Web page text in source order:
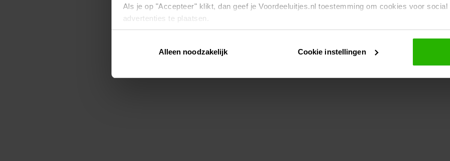
Als je op "Accepteer" klikt, dan geef je Voordeeluitjes.nl toestemming om cookies voor
advertenties te plaatsen.
Via "Cookie instellingen" kun je ook zelf instellen welke cookies worden geplaatst. Je kunt je
intrekken op onscookiebeleid.
Alleen noodzakelijk Cookie instellingen